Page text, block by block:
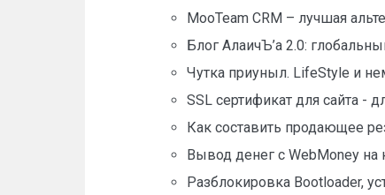
MooTeam CRM – лучшая
Блог АлаичЪ’а 2.0:
Чутка приуныл. LifeStyle и
SSL сертификат для сайта -
Как составить продающее
Вывод денег с WebMoney на
Разблокировка Bootloader,